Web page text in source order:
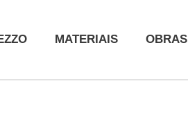
MATERIAIS OBRAS